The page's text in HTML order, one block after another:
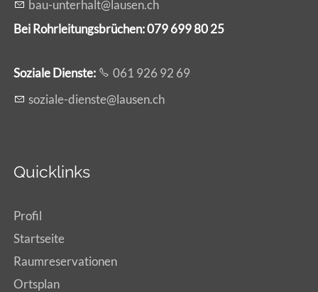
b
- nt rh lt l s nch
Bei Rohrleitungsbrüchen: 079 699 80 25
Soziale Dienste:
061 926 92 69
s z l -d nst l s nch
Quicklinks
Profil
Startseite
Raumreservationen
Ortsplan